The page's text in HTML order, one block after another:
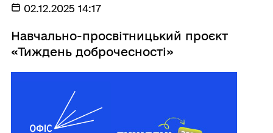
02.12.2025 14:17
Навчально-просвітницький проєкт
«Тиждень доброчесності»